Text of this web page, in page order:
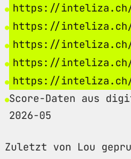
https://inteliza.ch/
https://
https://inteliza.ch/
https://
https://
Score-Daten aus
2026-05
Zuletzt von Lou